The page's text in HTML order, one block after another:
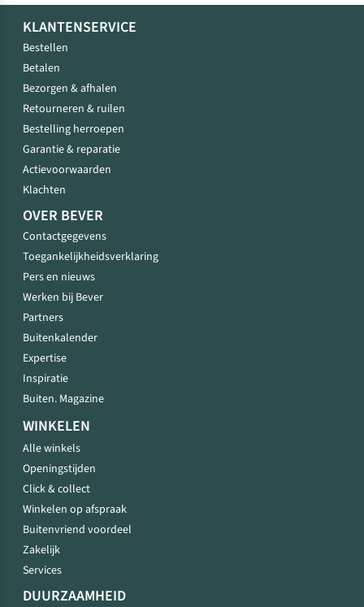
KLANTENSERVICE
Bestellen
Betalen
Bezorgen & afhalen
Retourneren & ruilen
Bestelling herroepen
Garantie & reparatie
Actievoorwaarden
Klachten
OVER BEVER
Contactgegevens
Toegankelijkheidsverklaring
Pers en nieuws
Werken bij Bever
Partners
Buitenkalender
Expertise
Inspiratie
Buiten. Magazine
WINKELEN
Alle winkels
Openingstijden
Click & collect
Winkelen op afspraak
Buitenvriend voordeel
Zakelijk
Services
DUURZAAMHEID